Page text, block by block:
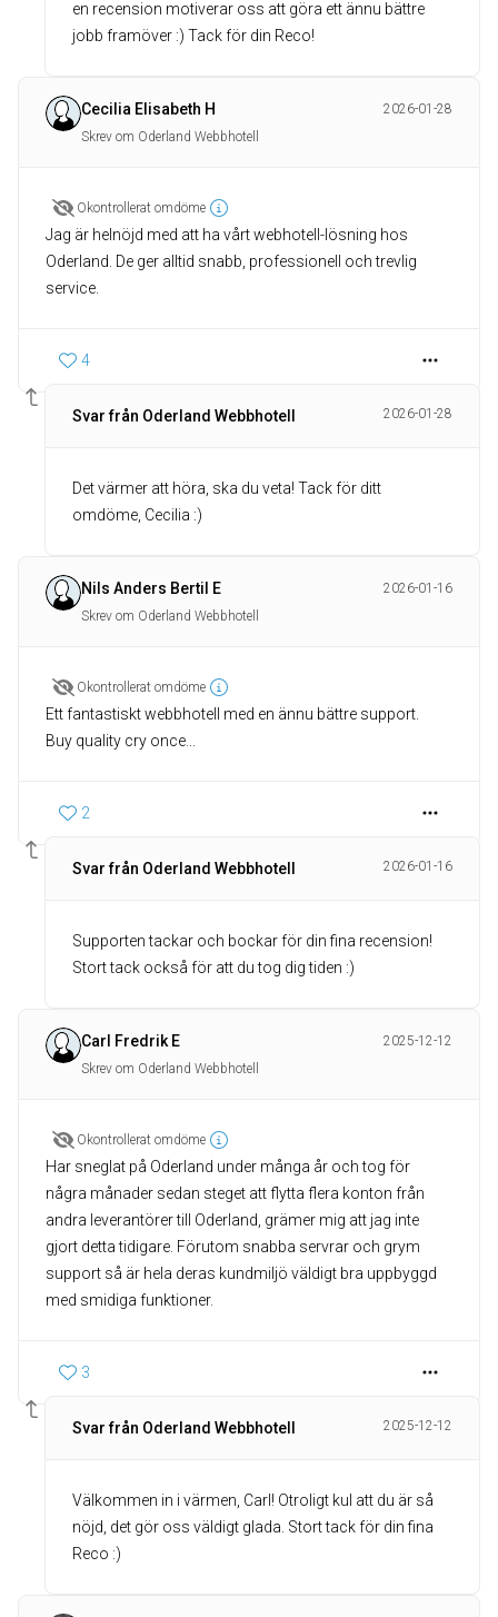
en recension motiverar oss att göra ett ännu bättre
jobb framöver :) Tack för din Reco!
Cecilia Elisabeth H
2026-01-28
Skrev om Oderland Webbhotell
Okontrollerat omdöme
Jag är helnöjd med att ha vårt webhotell-lösning hos
Oderland. De ger alltid snabb, professionell och trevlig
service.
4
Svar från Oderland Webbhotell 2026-01-28
Det värmer att höra, ska du veta! Tack för ditt
omdöme, Cecilia :)
Nils Anders Bertil E
2026-01-16
Skrev om Oderland Webbhotell
Okontrollerat omdöme
Ett fantastiskt webbhotell med en ännu bättre support.
Buy quality cry once...
2
Svar från Oderland Webbhotell 2026-01-16
Supporten tackar och bockar för din fina recension!
Stort tack också för att du tog dig tiden :)
Carl Fredrik E
2025-12-12
Skrev om Oderland Webbhotell
Okontrollerat omdöme
Har sneglat på Oderland under många år och tog för
några månader sedan steget att flytta flera konton från
andra leverantörer till Oderland, grämer mig att jag inte
gjort detta tidigare. Förutom snabba servrar och grym
support så är hela deras kundmiljö väldigt bra uppbyggd
med smidiga funktioner.
3
Svar från Oderland Webbhotell 2025-12-12
Välkommen in i värmen, Carl! Otroligt kul att du är så
nöjd, det gör oss väldigt glada. Stort tack för din fina
Reco :)